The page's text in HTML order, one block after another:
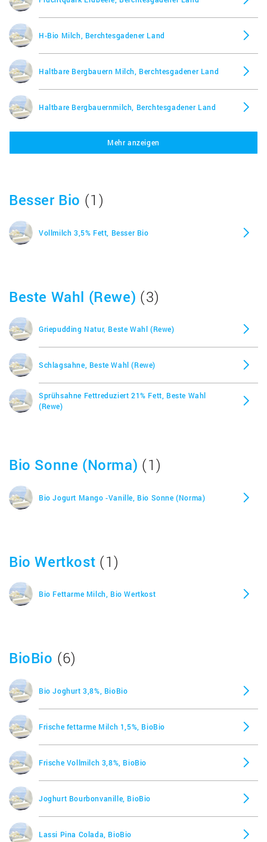
H-Bio Milch, Berchtesgadener Land
Haltbare Bergbauern Milch, Berchtesgadener Land
Haltbare Bergbauernmilch, Berchtesgadener Land
Speisequark Magerstufe, Berchtesgadener Land
Mehr anzeigen
Besser Bio (1)
Vollmilch 3,5% Fett, Besser Bio
Beste Wahl (Rewe) (3)
Griepudding Natur, Beste Wahl (Rewe)
Schlagsahne, Beste Wahl (Rewe)
Sprühsahne Fettreduziert 21% Fett, Beste Wahl
(Rewe)
Bio Sonne (Norma) (1)
Bio Jogurt Mango -Vanille, Bio Sonne (Norma)
Bio Wertkost (1)
Bio Fettarme Milch, Bio Wertkost
BioBio (6)
Bio Joghurt 3,8%, BioBio
Frische fettarme Milch 1,5%, BioBio
Frische Vollmilch 3,8%, BioBio
Joghurt Bourbonvanille, BioBio
Lassi Pina Colada, BioBio